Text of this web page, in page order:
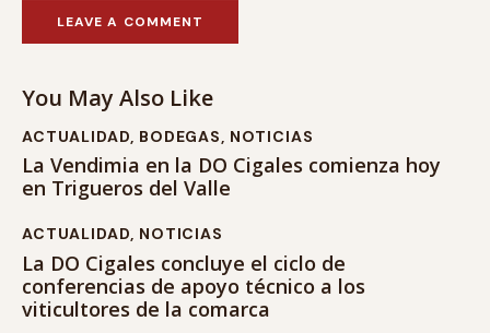
You May Also Like
ACTUALIDAD, BODEGAS, NOTICIAS
La Vendimia en la DO Cigales comienza hoy
en Trigueros del Valle
ACTUALIDAD, NOTICIAS
La DO Cigales concluye el ciclo de
conferencias de apoyo técnico a los
viticultores de la comarca